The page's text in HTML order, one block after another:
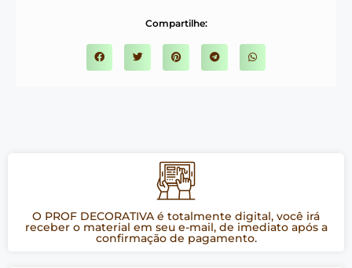
Compartilhe:
O PROF DECORATIVA é totalmente digital, você irá
receber o material em seu e-mail, de imediato após a
confirmação de pagamento.